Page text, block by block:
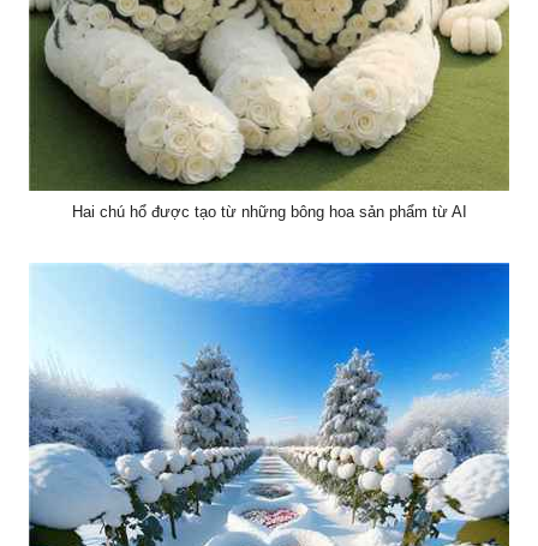
Hai chú hổ được tạo từ những bông hoa sản phẩm từ AI